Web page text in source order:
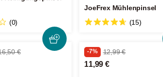
(0)
JoeFrex Mühlenpinsel
(15)
€ -7% 12,99 €
11,99 €